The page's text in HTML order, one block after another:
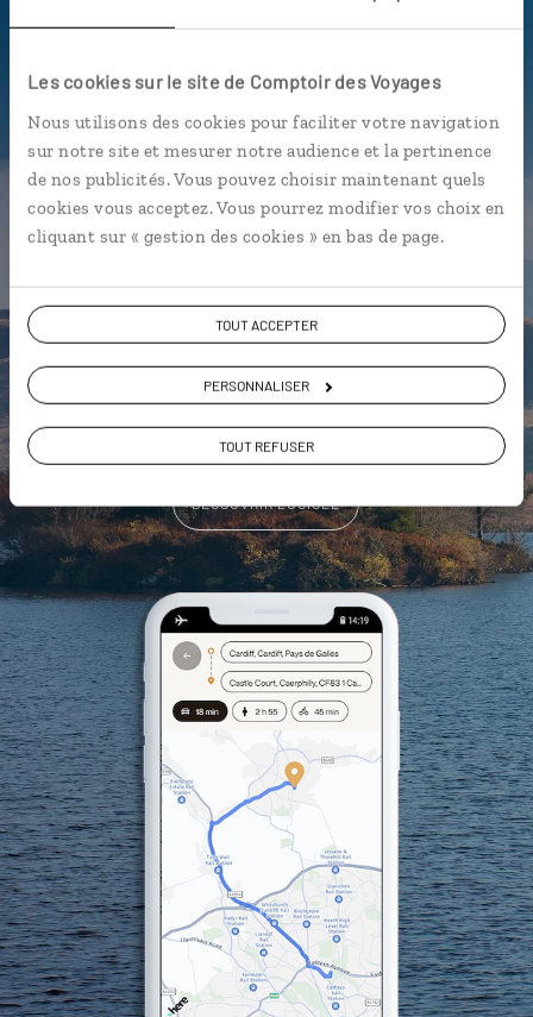
Les cookies sur le site de Comptoir des Voyages
Nous utilisons des cookies pour faciliter votre navigation
sur notre site et mesurer notre audience et la pertinence
de nos publicités. Vous pouvez choisir maintenant quels
cookies vous acceptez. Vous pourrez modifier vos choix en
cliquant sur « gestion des cookies » en bas de page.
TOUT ACCEPTER
PERSONNALISER
TOUT REFUSER
Luciole,
l'appli qui vous guide au Pays de
Galles
L’itinéraire vers votre votrebed
and breakfast en 1 clic
Les plus beaux châteaux
géolocalisés
L'album souvenirs à composer
DÉCOUVRIR LUCIOLE